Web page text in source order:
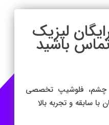
لیزیک
در ت
فلوشیپ تخصصی
سابقه و تجربه بالا